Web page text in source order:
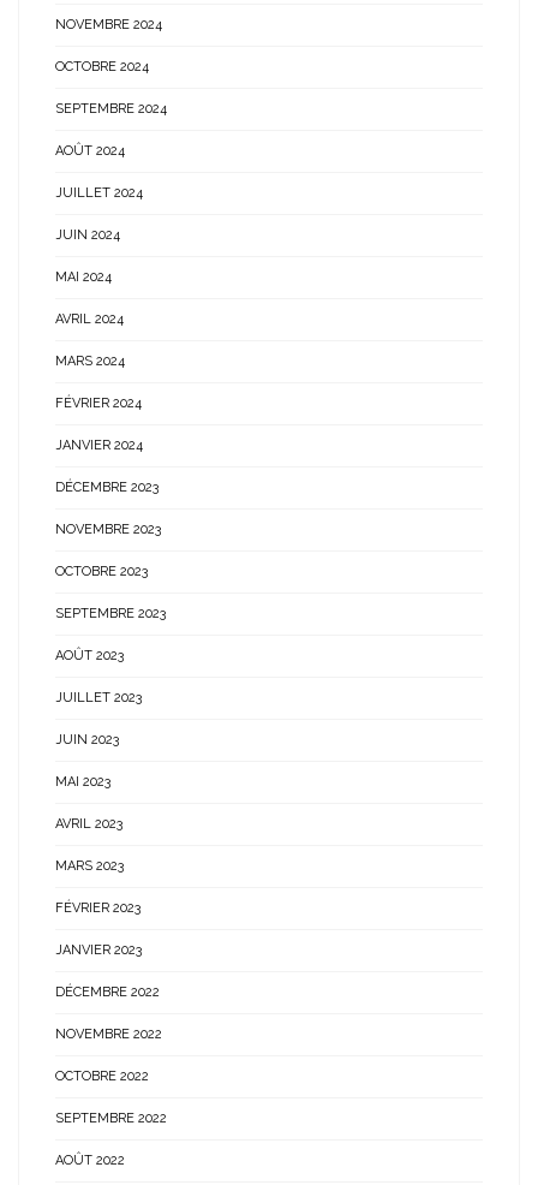
NOVEMBRE 2024
OCTOBRE 2024
SEPTEMBRE 2024
AOÛT 2024
JUILLET 2024
JUIN 2024
MAI 2024
AVRIL 2024
MARS 2024
FÉVRIER 2024
JANVIER 2024
DÉCEMBRE 2023
NOVEMBRE 2023
OCTOBRE 2023
SEPTEMBRE 2023
AOÛT 2023
JUILLET 2023
JUIN 2023
MAI 2023
AVRIL 2023
MARS 2023
FÉVRIER 2023
JANVIER 2023
DÉCEMBRE 2022
NOVEMBRE 2022
OCTOBRE 2022
SEPTEMBRE 2022
AOÛT 2022